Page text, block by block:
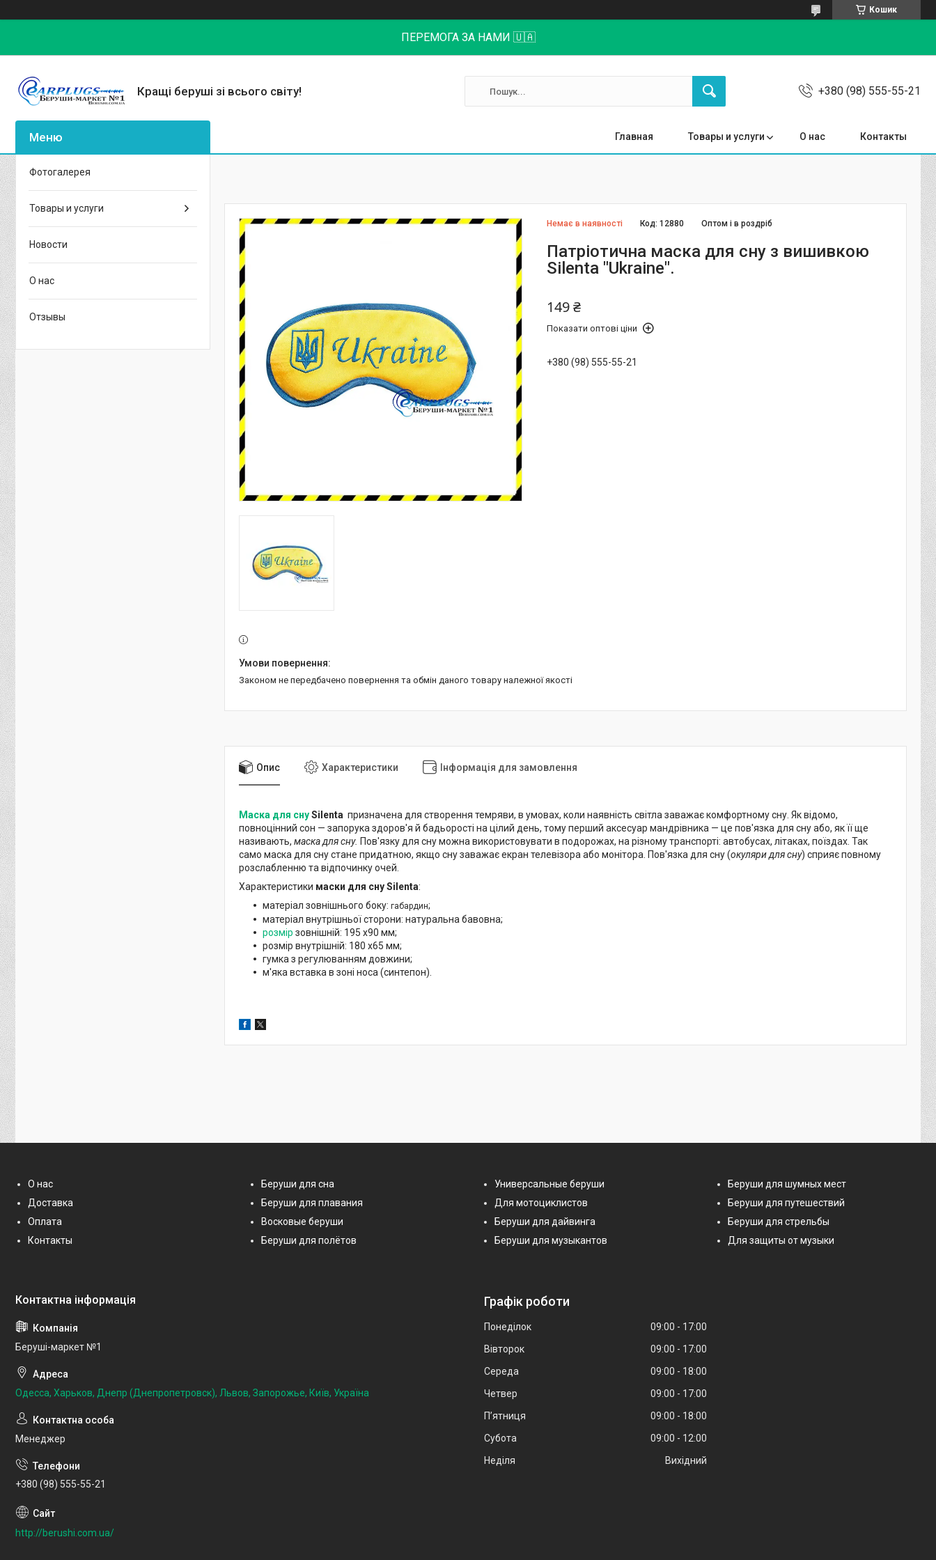
Кошик
ПЕРЕМОГА ЗА НАМИ 🇺🇦
Кращі беруші зі всього світу! +380 (98) 555-55-21
Главная Товары и услуги О нас Контакты
Немає в наявності Оптом і в роздріб
Код:12880
Патріотична маска для сну з вишивкою
Silenta "Ukraine".
149 ₴
Показати оптові ціни
+380 (98) 555-55-21
Законом не передбачено повернення та обмін даного товару належної якості
Опис Характеристики Інформація для замовлення
Маска для снуSilenta призначена для створення темряви, в умовах, коли наявність світла заважає комфортному сну. Як відомо,
повноцінний сон — запорука здоров'я й бадьорості на цілий день, тому перший аксесуар мандрівника — це пов'язка для сну або, як її ще
називають, маска для сну. Пов'язку для сну можна використовувати в подорожах, на різному транспорті: автобусах, літаках, поїздах. Так
само маска для сну стане придатною, якщо сну заважає екран телевізора або монітора. Пов'язка для сну (окуляри для сну) сприяє повному
розслабленню та відпочинку очей.
Характеристики маски для сну Silenta:
матеріал зовнішнього боку: габардин;
матеріал внутрішньої сторони: натуральна бавовна;
розмір зовнішній: 195 x90 мм;
розмір внутрішній: 180 x65 мм;
гумка з регулюванням довжини;
м'яка вставка в зоні носа (синтепон).
Фотогалерея
Товары и услуги
Новости
О нас
Отзывы
О нас
Доставка
Оплата
Контакты
Беруши для сна
Беруши для плавания
Восковые беруши
Беруши для полётов
Универсальные беруши
Для мотоциклистов
Беруши для дайвинга
Беруши для музыкантов
Беруши для шумных мест
Беруши для путешествий
Беруши для стрельбы
Для защиты от музыки
Беруші-маркет №1
Одесса, Харьков, Днепр (Днепропетровск), Львов, Запорожье, Київ, Україна
Менеджер
+380 (98) 555-55-21
http://berushi.com.ua/
Графік роботи
Понеділок 09:00
17:00
Вівторок
09:00
17:00
Середа
09:00
18:00
Четвер
09:00
17:00
Пʼятниця
09:00
18:00
Субота
09:00
12:00
Неділя
Вихідний